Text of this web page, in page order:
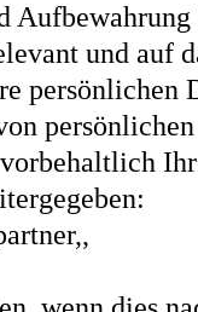
und auf
persönlichen